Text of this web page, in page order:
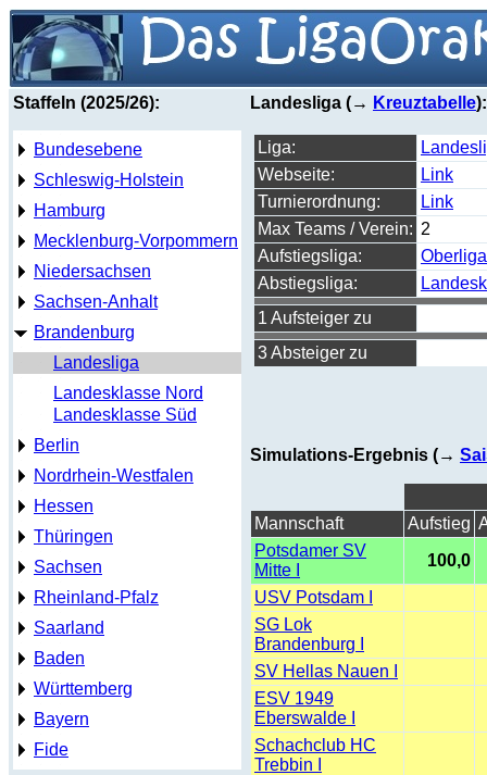
Staffeln (2025/26):
Bundesebene
Schleswig-Holstein
Hamburg
Mecklenburg-Vorpommern
Niedersachsen
Sachsen-Anhalt
Brandenburg
Landesliga
Landesklasse Nord
Landesklasse Süd
Berlin
Nordrhein-Westfalen
Hessen
Thüringen
Sachsen
Rheinland-Pfalz
Saarland
Baden
Württemberg
Bayern
Fide
Landesliga (→ Kreuztabelle):
Liga:
Webseite:
Link
Turnierordnung:
Link
Max Teams / Verein: 2
Aufstiegsliga:
Abstiegsliga:
1 Aufsteiger zu
3 Absteiger zu
Simulations-Ergebnis (→
Mannschaft Aufstieg
Potsdamer SV
Mitte I
100,0
USV Potsdam I
SG Lok
Brandenburg I
SV Hellas Nauen I
ESV 1949
Eberswalde I
Schachclub HC
Trebbin I